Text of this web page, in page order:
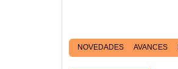
NOVEDADES AVANCES